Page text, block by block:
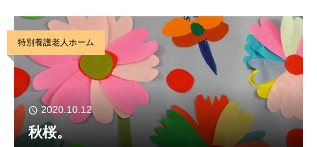
特別養護老人ホーム
2020.10.12
秋桜。